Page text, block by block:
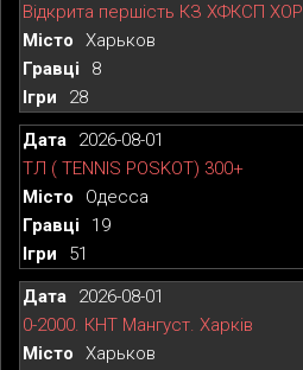
Відкрита першість КЗ ХФКСП ХОР
Харьков
8
28
2026-08-01
ТЛ ( TENNIS POSKOT) 300+
Одесса
19
51
2026-08-01
0-2000. КНТ Мангуст. Харків
Харьков